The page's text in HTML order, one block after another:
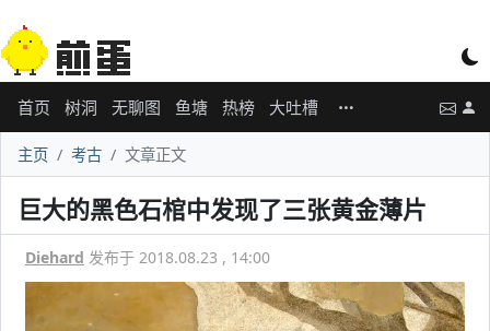
首页 树洞 无聊图 鱼塘 热榜 大吐槽
主页 考古 文章正文
巨大的黑色石棺中发现了三张黄金薄片
Diehard 发布于 2018.08.23 , 14:00